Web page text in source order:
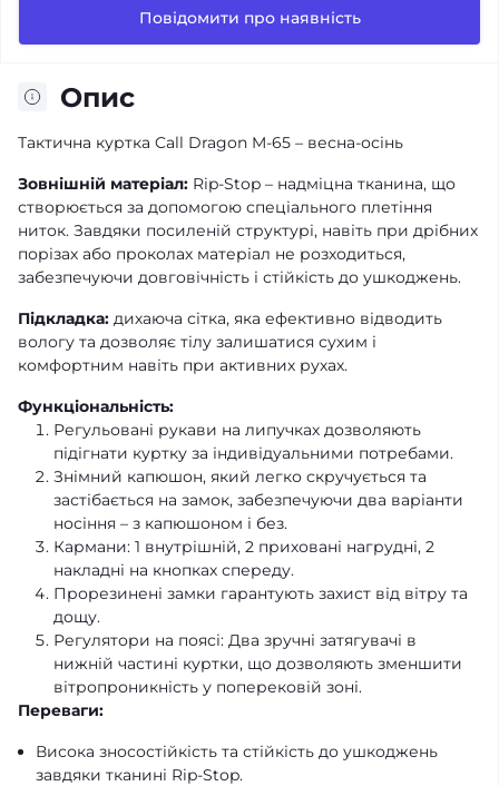
Повідомити про наявність
Опис
Тактична куртка Call Dragon M-65 – весна-осінь
Зовнішній матеріал: Rip-Stop – надміцна тканина, що
створюється за допомогою спеціального плетіння
ниток. Завдяки посиленій структурі, навіть при дрібних
порізах або проколах матеріал не розходиться,
забезпечуючи довговічність і стійкість до ушкоджень.
Підкладка: дихаюча сітка, яка ефективно відводить
вологу та дозволяє тілу залишатися сухим і
комфортним навіть при активних рухах.
Функціональність:
Регульовані рукави на липучках дозволяють
підігнати куртку за індивідуальними потребами.
Знімний капюшон, який легко скручується та
застібається на замок, забезпечуючи два варіанти
носіння – з капюшоном і без.
Кармани: 1 внутрішній, 2 приховані нагрудні, 2
накладні на кнопках спереду.
Прорезинені замки гарантують захист від вітру та
дощу.
Регулятори на поясі: Два зручні затягувачі в
нижній частині куртки, що дозволяють зменшити
вітропроникність у поперековій зоні.
Переваги:
Висока зносостійкість та стійкість до ушкоджень
завдяки тканині Rip-Stop.